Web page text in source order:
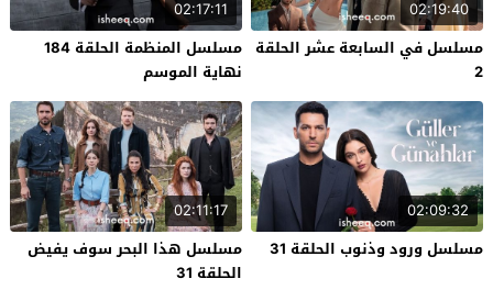
02:19:40
مسلسل في السابعة عشر الحلقة
2
02:17:11
مسلسل المنظمة الحلقة 184
نهاية الموسم
02:09:32
مسلسل ورود وذنوب الحلقة 31
02:11:17
مسلسل هذا البحر سوف يفيض
الحلقة 31